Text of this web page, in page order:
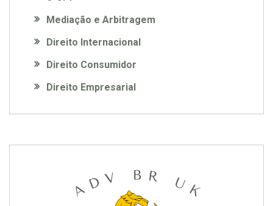
Mediação e Arbitragem
Direito Internacional
Direito Consumidor
Direito Empresarial